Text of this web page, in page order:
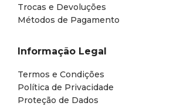
Trocas e Devoluções
Métodos de Pagamento
Informação Legal
Termos e Condições
Política de Privacidade
Proteção de Dados